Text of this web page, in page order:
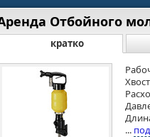
Отбойного
кратко
...